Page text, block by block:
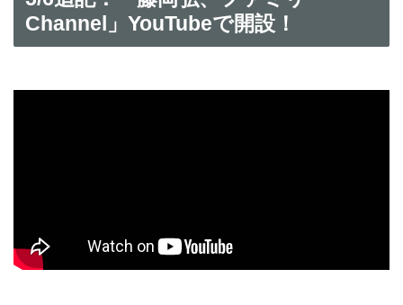
Channel」YouTubeで開設！